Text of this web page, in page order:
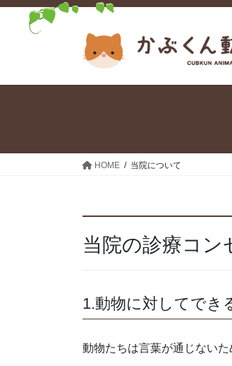
コ
ナ
HOME 当院について
当院の診療コン
1.動物に対してでき
動物たちは言葉が通じない